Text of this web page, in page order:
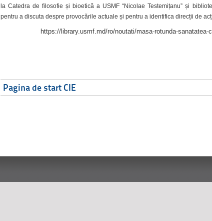
la Catedra de filosofie și bioetică a USMF “Nicolae Testemițanu” și
pentru a discuta despre provocările actuale și pentru a identifica direcții de
https://library.usmf.md/ro/noutati/masa-rotunda-sanatatea-
Pagina de start CIE